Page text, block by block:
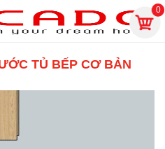
0
TỦ BẾP CƠ BẢN